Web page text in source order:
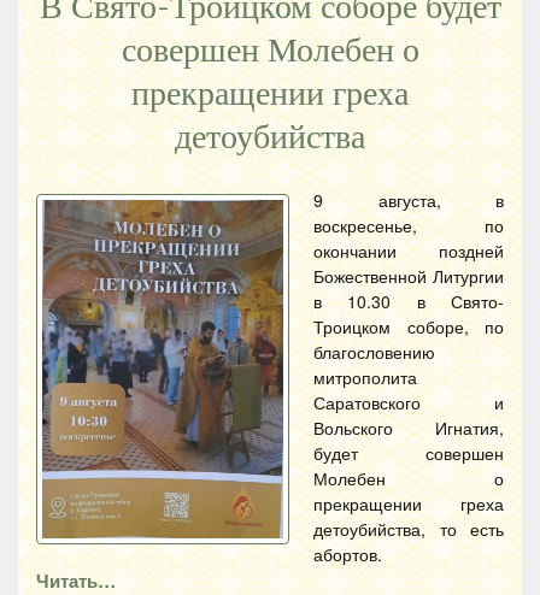
совершен Молебен о
прекращении греха
детоубийства
9 августа, в
воскресенье, по
окончании поздней
Божественной Литургии
в 10.30 в Свято-
Троицком соборе, по
благословению
митрополита
Саратовского и
Вольского Игнатия,
будет совершен
Молебен о
прекращении греха
детоубийства, то есть
абортов.
Читать…